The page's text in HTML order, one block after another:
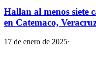
Hallan al menos siete
en Catemaco,
17 de enero de 2025·